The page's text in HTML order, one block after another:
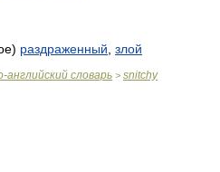
раздраженный злой
английский словарь > snitchy